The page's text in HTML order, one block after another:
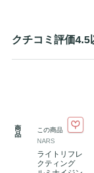
クチコミ評価4.5
商
品
この商品
NARS
ライトリフレ
クティング